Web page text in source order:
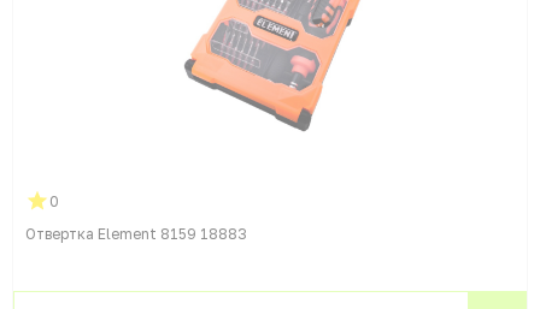
0
Отвертка Element 8159 18883